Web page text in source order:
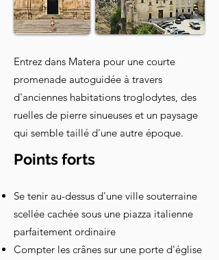
Entrez dans Matera pour une courte
promenade autoguidée à travers
d'anciennes habitations troglodytes, des
ruelles de pierre sinueuses et un paysage
qui semble taillé d'une autre époque.
Points forts
Se tenir au-dessus d'une ville souterraine
scellée cachée sous une piazza italienne
parfaitement ordinaire
Compter les crânes sur une porte d'église